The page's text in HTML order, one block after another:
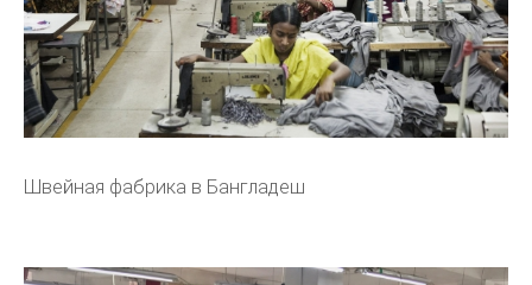
Швейная фабрика в Бангладеш